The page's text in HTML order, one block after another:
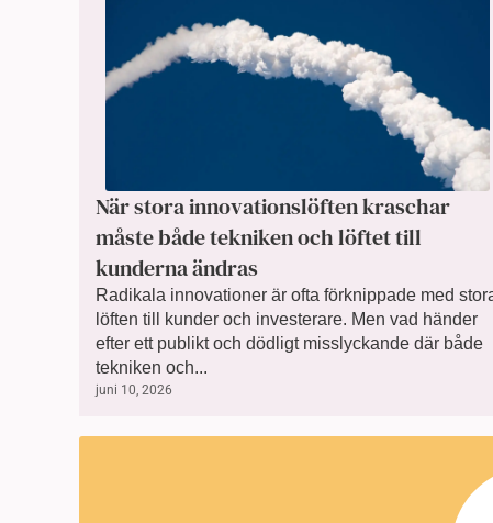
När stora innovationslöften kraschar
måste både tekniken och löftet till
kunderna ändras
Radikala innovationer är ofta förknippade med
löften till kunder och investerare. Men vad händer
efter ett publikt och dödligt misslyckande där både
tekniken och...
juni 10, 2026